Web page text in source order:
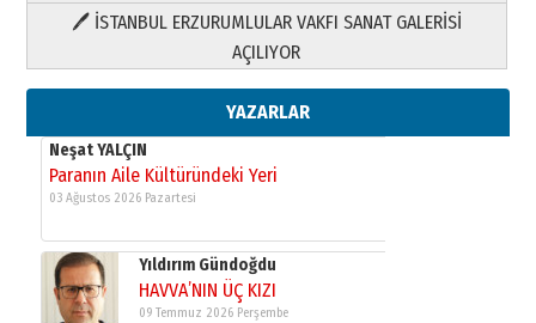
🖊 İSTANBUL ERZURUMLULAR VAKFI SANAT GALERİSİ
AÇILIYOR
YAZARLAR
Yusuf POLAT
Şampiyonluk Sebahattin Şirin’e
yazar
11 Mayıs 2026 Pazartesi
Neşat YALÇIN
Paranın Aile Kültüründeki Yeri
03 Ağustos 2026 Pazartesi
Yıldırım Gündoğdu
HAVVA’NIN ÜÇ KIZI
09 Temmuz 2026 Perşembe